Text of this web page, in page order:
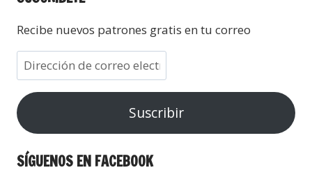
Recibe nuevos patrones gratis en tu correo
Suscribir
SÍGUENOS EN FACEBOOK